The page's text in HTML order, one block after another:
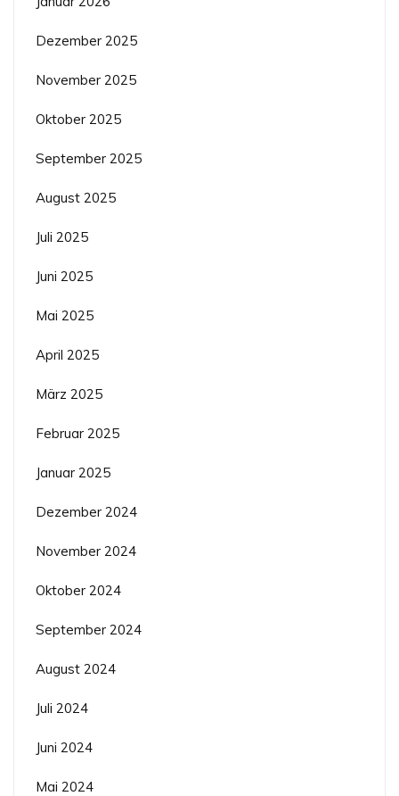
Dezember 2025
November 2025
Oktober 2025
September 2025
August 2025
Juli 2025
Juni 2025
Mai 2025
April 2025
März 2025
Februar 2025
Januar 2025
Dezember 2024
November 2024
Oktober 2024
September 2024
August 2024
Juli 2024
Juni 2024
Mai 2024